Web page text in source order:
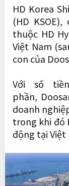
HD Korea
(HD
thuộc HD
Việt Nam
con của
Với số
phần,
doanh
trong khi đó
động tại Việt